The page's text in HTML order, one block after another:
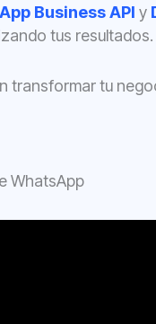
Business API y
tus resultados.
transformar tu
WhatsApp